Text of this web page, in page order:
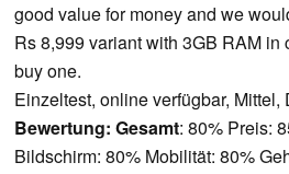
good value for money and we
Rs 8,999 variant with 3GB RAM in
buy one.
Einzeltest, online verfügbar, Mittel,
Bewertung: Gesamt: 80% Preis:
Bildschirm: 80% Mobilität: 80%